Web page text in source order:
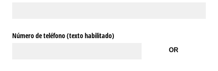
Número de teléfono (texto habilitado)
OR